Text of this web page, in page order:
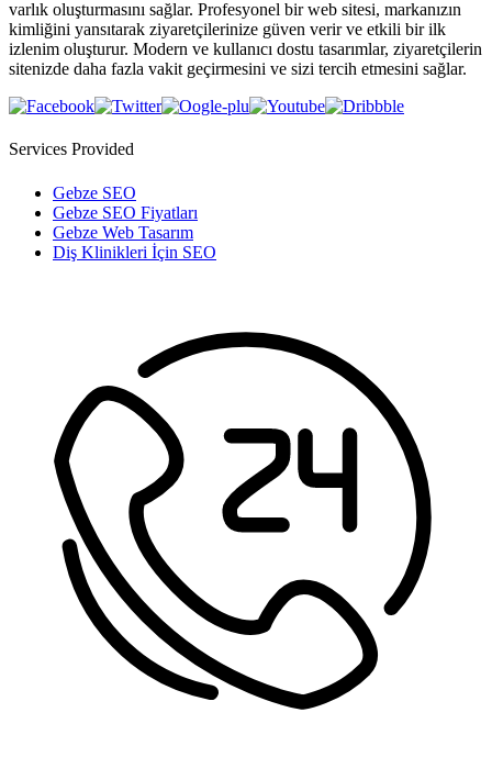
varlık oluşturmasını sağlar. Profesyonel bir web sitesi, markanızın
kimliğini yansıtarak ziyaretçilerinize güven verir ve etkili bir ilk
izlenim oluşturur. Modern ve kullanıcı dostu tasarımlar, ziyaretçilerin
sitenizde daha fazla vakit geçirmesini ve sizi tercih etmesini sağlar.
Services Provided
Gebze SEO
Gebze SEO Fiyatları
Gebze Web Tasarım
Diş Klinikleri İçin SEO